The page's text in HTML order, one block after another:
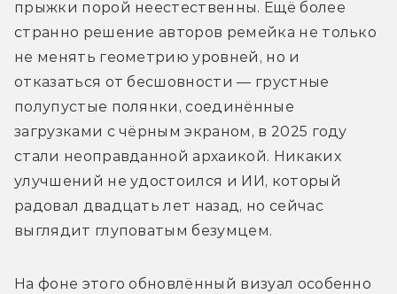
прыжки порой неестественны. Ещё более
странно решение авторов ремейка не только
не менять геометрию уровней, но и
отказаться от бесшовности — грустные
полупустые полянки, соединённые
загрузками с чёрным экраном, в 2025 году
стали неоправданной архаикой. Никаких
улучшений не удостоился и ИИ, который
радовал двадцать лет назад, но сейчас
выглядит глуповатым безумцем.
На фоне этого обновлённый визуал особенно